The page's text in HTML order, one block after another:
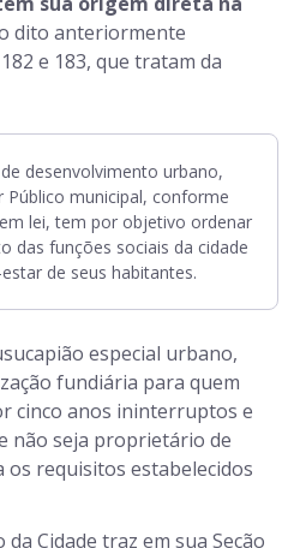
dito anteriormente
e 183, que tratam da
desenvolvimento urbano,
Público municipal, conforme
lei, tem por objetivo ordenar
das funções sociais da cidade
de seus habitantes.
especial urbano,
fundiária para quem
cinco anos ininterruptos e
não seja proprietário de
requisitos estabelecidos
Cidade traz em sua Seção